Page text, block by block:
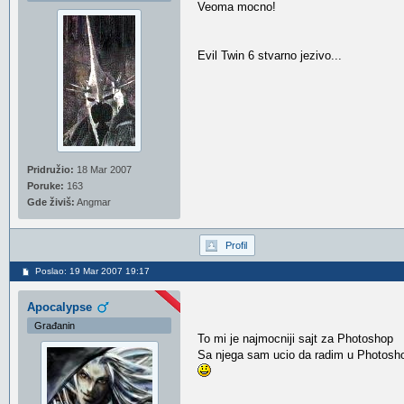
Pridružio: 18 Mar 2007
Poruke: 163
Gde živiš: Angmar
Veoma mocno!
Evil Twin 6 stvarno jezivo...
Profil
Poslao: 19 Mar 2007 19:17
Apocalypse
Građanin
To mi je najmocniji sajt za Photoshop
Sa njega sam ucio da radim u